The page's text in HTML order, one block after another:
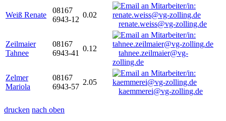
Weiß Renate
08167
6943-12
0.02
renate.weiss@vg-zolling.de
Zeilmaier
Tahnee
08167
6943-41
0.12
tahnee.zeilmaier@vg-
zolling.de
Zelmer
Mariola
08167
6943-57
2.05
kaemmerei@vg-zolling.de
drucken nach oben